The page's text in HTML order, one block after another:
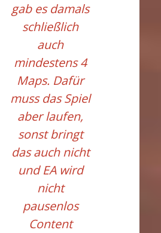
gab es damals
schließlich
auch
mindestens 4
Maps. Dafür
muss das Spiel
aber laufen,
sonst bringt
das auch nicht
und EA wird
nicht
pausenlos
Content